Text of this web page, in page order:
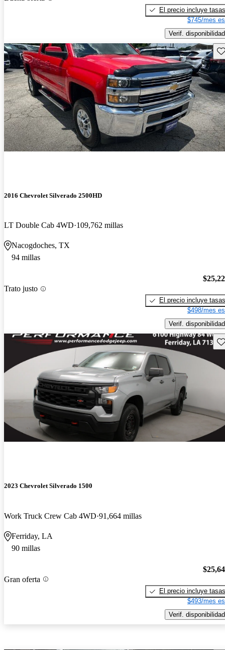
El precio incluye tasas
$745/mes
Verif. disponibilidad
2016 Chevrolet Silverado 2500HD
LT Double Cab 4WD 109,762 millas
Nacogdoches, TX
94 millas
Trato justo
El precio incluye tasas
$498/mes
Verif. disponibilidad
2023 Chevrolet Silverado 1500
Work Truck Crew Cab 4WD 91,664 millas
Ferriday, LA
90 millas
Gran oferta
El precio incluye tasas
$493/mes
Verif. disponibilidad